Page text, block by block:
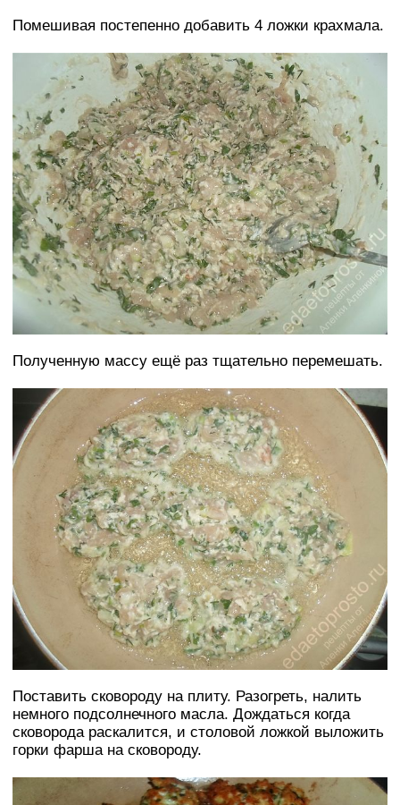
Помешивая постепенно добавить 4 ложки крахмала.
Полученную массу ещё раз тщательно перемешать.
Поставить сковороду на плиту. Разогреть, налить
немного подсолнечного масла. Дождаться когда
сковорода раскалится, и столовой ложкой выложить
горки фарша на сковороду.